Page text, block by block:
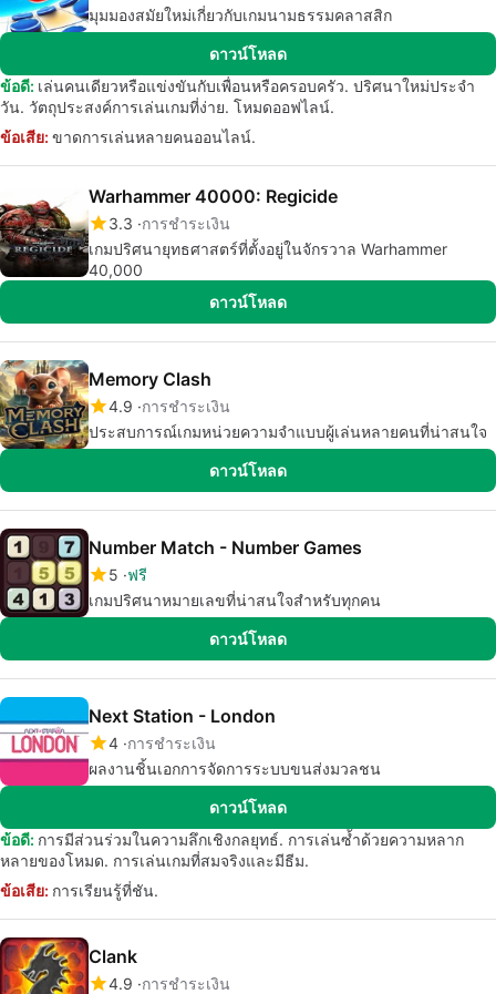
มุมมองสมัยใหม่เกี่ยวกับเกมนามธรรมคลาสสิก
ดาวน์โหลด
ข้อดี: เล่นคนเดียวหรือแข่งขันกับเพื่อนหรือครอบครัว. ปริศนาใหม่ประจำ
วัน. วัตถุประสงค์การเล่นเกมที่ง่าย. โหมดออฟไลน์.
ข้อเสีย: ขาดการเล่นหลายคนออนไลน์.
Warhammer 40000: Regicide
3.3 การชำระเงิน
เกมปริศนายุทธศาสตร์ที่ตั้งอยู่ในจักรวาล Warhammer
40,000
ดาวน์โหลด
Memory Clash
4.9 การชำระเงิน
ประสบการณ์เกมหน่วยความจำแบบผู้เล่นหลายคนที่น่าสนใจ
ดาวน์โหลด
Number Match - Number Games
5 ฟรี
เกมปริศนาหมายเลขที่น่าสนใจสำหรับทุกคน
ดาวน์โหลด
Next Station - London
4 การชำระเงิน
ผลงานชิ้นเอกการจัดการระบบขนส่งมวลชน
ดาวน์โหลด
ข้อดี: การมีส่วนร่วมในความลึกเชิงกลยุทธ์. การเล่นซ้ำด้วยความหลาก
หลายของโหมด. การเล่นเกมที่สมจริงและมีธีม.
ข้อเสีย: การเรียนรู้ที่ชัน.
Clank
4.9 การชำระเงิน